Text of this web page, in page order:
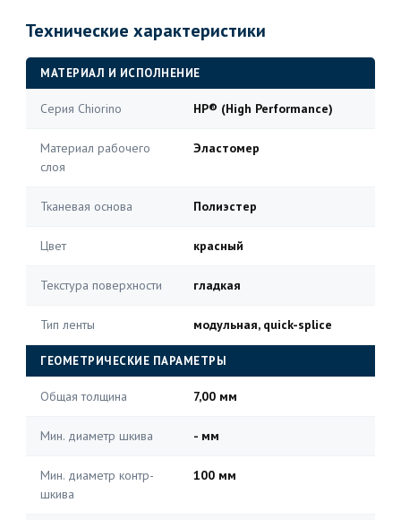
Технические характеристики
МАТЕРИАЛ И ИСПОЛНЕНИЕ
Серия Chiorino HP® (High Performance)
Материал рабочего
слоя
Эластомер
Тканевая основа Полиэстер
Цвет красный
Текстура поверхности гладкая
Тип ленты модульная, quick-splice
ГЕОМЕТРИЧЕСКИЕ ПАРАМЕТРЫ
Общая толщина 7,00 мм
Мин. диаметр шкива - мм
Мин. диаметр контр-
шкива
100 мм